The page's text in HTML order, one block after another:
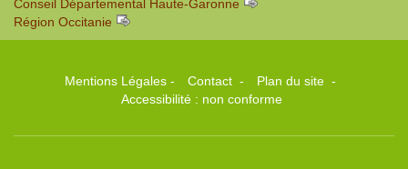
Conseil Départemental Haute-Garonne
Région Occitanie
Mentions Légales- Contact - Plan du site -
Accessibilité : non conforme